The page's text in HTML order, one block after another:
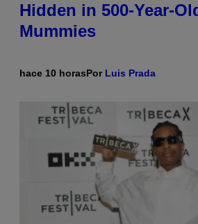
Hidden in 500-Year-
Mummies
hace 10 horasPor Luis Prada